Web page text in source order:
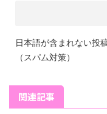
日本語が含まれない投
（スパム対策）
関連記事